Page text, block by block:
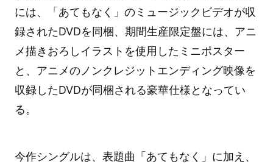
には、「あてもなく」のミュージックビデオが収
録されたDVDを同梱、期間生産限定盤には、アニ
メ描きおろしイラストを使用したミニポスター
と、アニメのノンクレジットエンディング映像を
収録したDVDが同梱される豪華仕様となってい
る。
今作シングルは、表題曲「あてもなく」に加え、